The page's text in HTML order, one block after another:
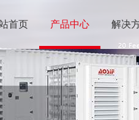
首页 产品中心 解决